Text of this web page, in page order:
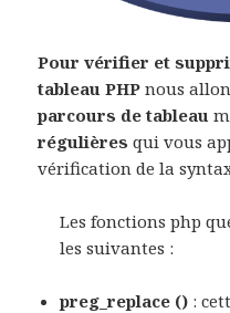
Pour vérifier et
tableau PHP nous
parcours de tableau
régulières qui vous
vérification de la
Les fonctions php
les suivantes :
preg_replace () :